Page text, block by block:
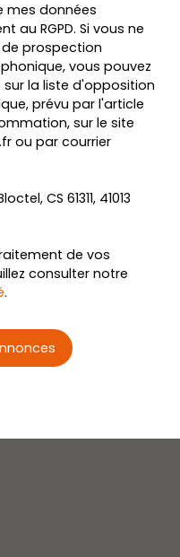
mes données
au RGPD. Si vous ne
prospection
vous pouvez
la liste d'opposition
prévu par l'article
sur le site
ou par courrier
CS 61311, 41013
de vos
consulter notre
.